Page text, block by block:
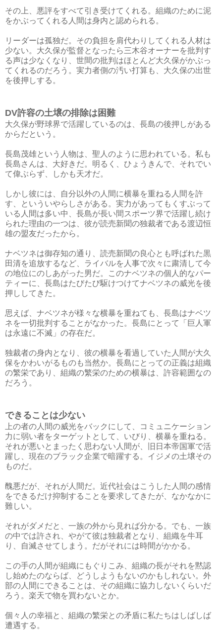
その上、悪評をすべて引き受けてくれる。組織のために泥
をかぶってくれる人間は身内と認められる。
リーダーは孤独だ。その負担を肩代わりしてくれる人材は
少ない。大久保が監督となったら三木谷オーナーを批判す
る声は少なくなり、世間の批判はほとんど大久保がかぶっ
てくれるのだろう。実力者側の汚い打算も、大久保の出世
を後押しする。
DV許容の土壌の排除は困難
大久保が野球界で活躍しているのは、長島の後押しがある
からだという。
長島茂雄という人物は、聖人のように思われている。私も
長島さんは、大好きだ。明るく、ひょうきんで、それでい
て偉ぶらず、しかも天才だ。
しかし彼には、自分以外の人間に横暴を重ねる人間を許
す、といういやらしさがある。実力があってもくすぶって
いる人間は多い中、長島が長い間スポーツ界で活躍し続け
られた理由の一つは、彼が読売新聞の独裁者である渡辺恒
雄の盟友だったから。
ナベツネは御存知の通り、読売新聞の良心とも呼ばれた黒
田清を追放するなど、ライバルを人事で次々に粛清して今
の地位にのしあがった男だ。このナベツネの個人的なパー
ティーに、長島はたびたび駆けつけてナベツネの威光を後
押ししてきた。
思えば、ナベツネが様々な横暴を重ねても、長島はナベツ
ネを一切批判することがなかった。長島にとって「巨人軍
は永遠に不滅」の存在だ。
独裁者の身内となり、彼の横暴を看過していた人間が大久
保をかわいがるものも当然か。長島にとっての正義は組織
の繁栄であり、組織の繁栄のための横暴は、許容範囲なの
だろう。
できることは少ない
上の者の人間の威光をバックにして、コミュニケーション
力に弱い者をターゲットとして、いびり、横暴を重ねる。
それが悪いとまったく思わない人間が、旧日本帝国軍で活
躍し、現在のブラック企業で暗躍する。イジメの土壌その
ものだ。
醜悪だが、それが人間だ。近代社会はこうした人間の感情
をできるだけ抑制することを要求してきたが、なかなかに
難しい。
それがダメだと、一族の外から見れば分かる。でも、一族
の中では許され、やがて彼は独裁者となり、組織を牛耳
り、自滅させてしまう。だがそれには時間がかかる。
この手の人間が組織にもぐりこみ、組織の長がそれを黙認
し始めたのならば、どうしようもないのかもしれない。外
部の人間にできることは、その組織に協力しないくらいだ
ろう。楽天で物を買わないとか。
個々人の幸福と、組織の繁栄との矛盾に私たちはしばしば
遭遇する。